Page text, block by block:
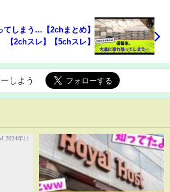
てしまう…【2chまとめ】
【2chスレ】【5chスレ】
しよう